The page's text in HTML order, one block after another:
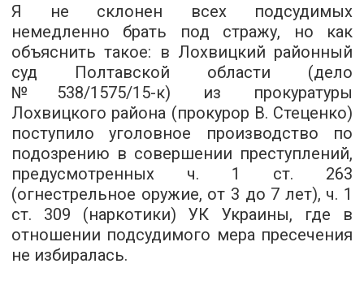
Я не склонен всех подсудимых
немедленно брать под стражу, но как
объяснить такое: в Лохвицкий районный
суд Полтавской области (дело
№538/1575/15-к) из прокуратуры
Лохвицкого района (прокурор В. Стеценко)
поступило уголовное производство по
подозрению в совершении преступлений,
предусмотренных ч. 1 ст. 263
(огнестрельное оружие, от 3 до 7 лет), ч. 1
ст. 309 (наркотики) УК Украины, где в
отношении подсудимого мера пресечения
не избиралась.